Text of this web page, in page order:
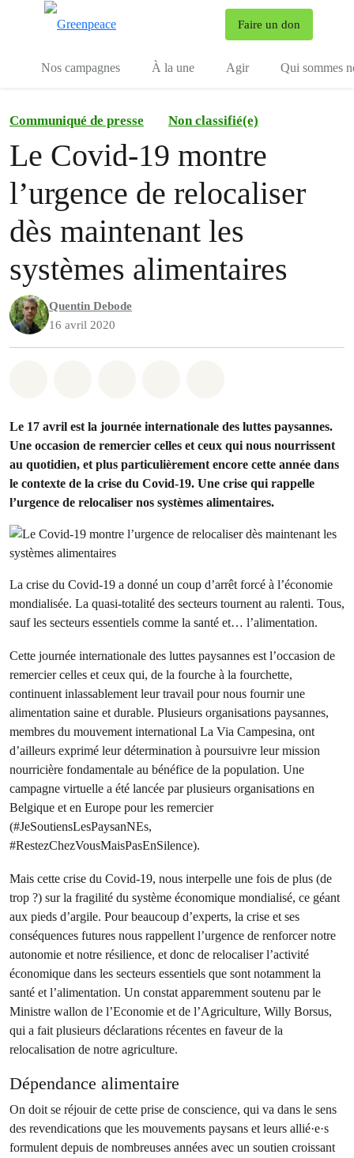
Faire un don
Nos campagnes À la une Agir Qui sommes
Communiqué de presse Non classifié(e)
Le Covid-19 montre
l’urgence de relocaliser
dès maintenant les
systèmes alimentaires
Quentin Debode
16 avril 2020
Le 17 avril est la journée internationale des luttes paysannes.
Une occasion de remercier celles et ceux qui nous nourrissent
au quotidien, et plus particulièrement encore cette année dans
le contexte de la crise du Covid-19. Une crise qui rappelle
l’urgence de relocaliser nos systèmes alimentaires.
La crise du Covid-19 a donné un coup d’arrêt forcé à l’économie
mondialisée. La quasi-totalité des secteurs tournent au ralenti. Tous,
sauf les secteurs essentiels comme la santé et… l’alimentation.
Cette journée internationale des luttes paysannes est l’occasion de
remercier celles et ceux qui, de la fourche à la fourchette,
continuent inlassablement leur travail pour nous fournir une
alimentation saine et durable. Plusieurs organisations paysannes,
membres du mouvement international La Via Campesina, ont
d’ailleurs exprimé leur détermination à poursuivre leur mission
nourricière fondamentale au bénéfice de la population. Une
campagne virtuelle a été lancée par plusieurs organisations en
Belgique et en Europe pour les remercier
(#JeSoutiensLesPaysanNEs,
#RestezChezVousMaisPasEnSilence).
Mais cette crise du Covid-19, nous interpelle une fois de plus (de
trop ?) sur la fragilité du système économique mondialisé, ce géant
aux pieds d’argile. Pour beaucoup d’experts, la crise et ses
conséquences futures nous rappellent l’urgence de renforcer notre
autonomie et notre résilience, et donc de relocaliser l’activité
économique dans les secteurs essentiels que sont notamment la
santé et l’alimentation. Un constat apparemment soutenu par le
Ministre wallon de l’Economie et de l’Agriculture, Willy Borsus,
qui a fait plusieurs déclarations récentes en faveur de la
relocalisation de notre agriculture.
Dépendance alimentaire
On doit se réjouir de cette prise de conscience, qui va dans le sens
des revendications que les mouvements paysans et leurs allié·e·s
formulent depuis de nombreuses années avec un soutien croissant